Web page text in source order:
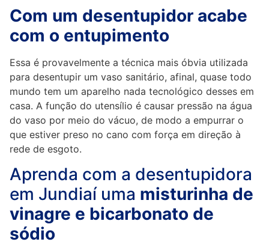
Com um desentupidor acabe
com o entupimento
Essa é provavelmente a técnica mais óbvia utilizada
para desentupir um vaso sanitário, afinal, quase todo
mundo tem um aparelho nada tecnológico desses em
casa. A função do utensílio é causar pressão na água
do vaso por meio do vácuo, de modo a empurrar o
que estiver preso no cano com força em direção à
rede de esgoto.
Aprenda com a desentupidora
em Jundiaí uma misturinha de
vinagre e bicarbonato de
sódio